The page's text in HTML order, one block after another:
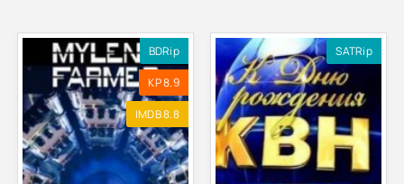
BDRip
KP 8.9
IMDB 8.8
SATRip